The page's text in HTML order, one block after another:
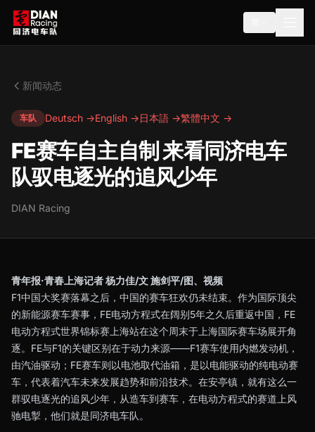
新闻动态
车队 Deutsch →English →日本語 →繁體中文 →
FE赛车自主自制 来看同济电车
队驭电逐光的追风少年
DIAN Racing
青年报·青春上海记者 杨力佳/文 施剑平/图、视频
F1中国大奖赛落幕之后，中国的赛车狂欢仍未结束。作为国际顶尖
的新能源赛车赛事，FE电动方程式在阔别5年之久后重返中国，FE
电动方程式世界锦标赛上海站在这个周末于上海国际赛车场展开角
逐。FE与F1的关键区别在于动力来源——F1赛车使用内燃发动机，
由汽油驱动；FE赛车则以电池取代油箱，是以电能驱动的纯电动赛
车，代表着汽车未来发展趋势和前沿技术。在安亭镇，就有这么一
群驭电逐光的追风少年，从造车到赛车，在电动方程式的赛道上风
驰电掣，他们就是同济电车队。